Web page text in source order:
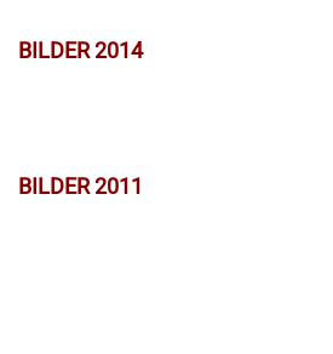
BILDER 2014
BILDER 2011